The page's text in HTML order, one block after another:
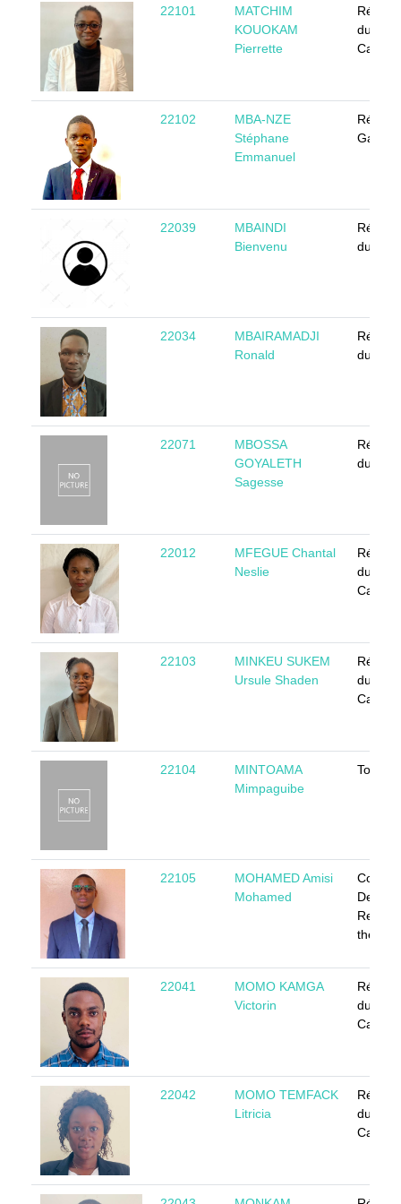
22101
MATCHIM
KOUOKAM
Pierrette
du
22102
MBA-NZE
Stéphane
Emmanuel
22039
MBAINDI
Bienvenu
du
22034
MBAIRAMADJI
Ronald
du
22071
MBOSSA
GOYALETH
Sagesse
du
22012
MFEGUE Chantal
Neslie
du
22103
MINKEU SUKEM
Ursule Shaden
du
22104
MINTOAMA
Mimpaguibe
Togo
22105
MOHAMED Amisi
Mohamed
Congo,
the
22041
MOMO KAMGA
Victorin
du
22042
MOMO TEMFACK
Litricia
du